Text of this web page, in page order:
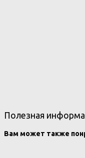
Полезная
Вам может также